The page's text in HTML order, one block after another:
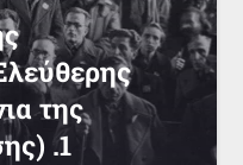
της
.1